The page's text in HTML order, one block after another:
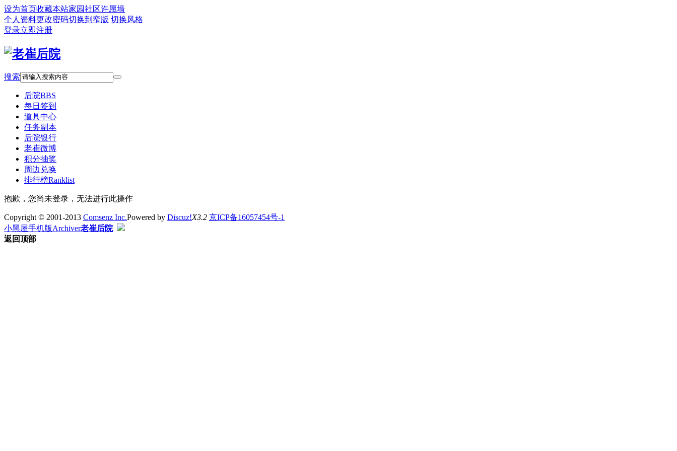
设为首页收藏本站家园社区许愿墙
个人资料更改密码切换到窄版 切换风格
登录立即注册
搜索
后院BBS
每日签到
道具中心
任务副本
后院银行
老崔微博
积分抽奖
周边兑换
排行榜Ranklist
抱歉，您尚未登录，无法进行此操作
Copyright © 2001-2013 Comsenz Inc.Powered by Discuz!X3.2 京ICP备16057454号-1
小黑屋手机版Archiver老崔后院
返回顶部